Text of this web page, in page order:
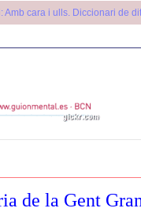
Amb cara i ulls. Diccionari de
de la Gent